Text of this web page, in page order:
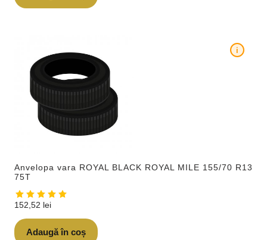
Anvelopa vara ROYAL BLACK ROYAL MILE 155/70 R13
75T
i
152,52 lei
Adaugă în coș